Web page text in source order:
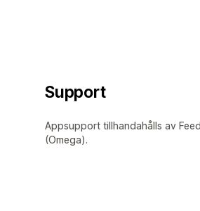
Support
Appsupport tillhandahålls av
(Omega).